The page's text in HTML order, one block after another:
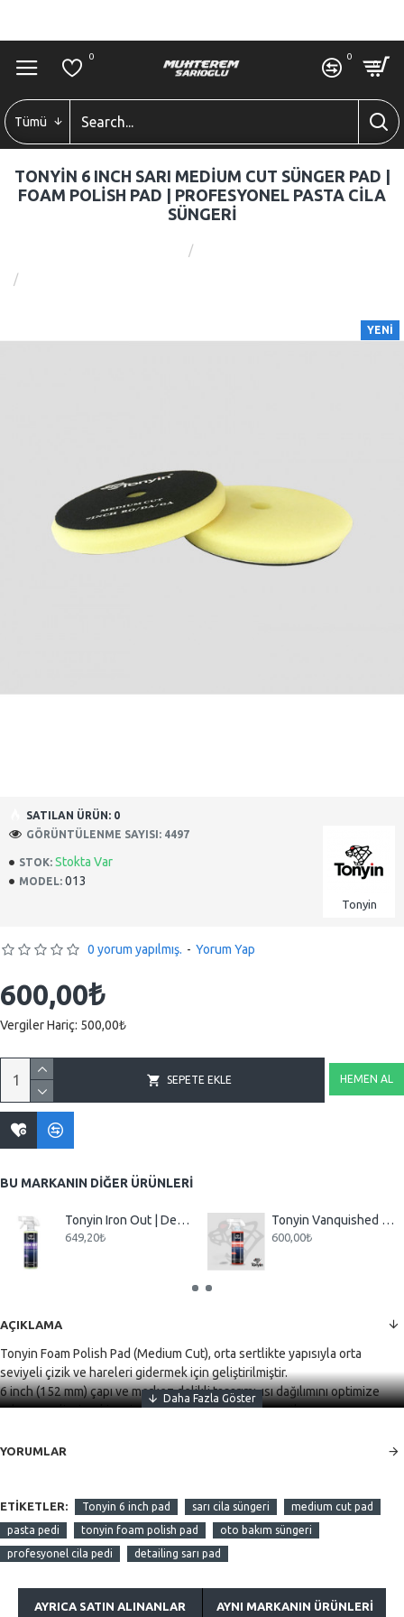
0 0
0
Tümü
TONYIN 6 INCH SARI MEDIUM CUT SÜNGER PAD |
FOAM POLISH PAD | PROFESYONEL PASTA CILA
SÜNGERI
YENI
STOK: Stokta Var
MODEL: 013
Tonyin
SATILAN ÜRÜN: 0
GÖRÜNTÜLENME SAYISI: 4497
0 yorum yapılmış. - Yorum Yap
600,00₺
Vergiler Hariç: 500,00₺
SEPETE EKLE HEMEN AL
BU MARKANIN DIĞER ÜRÜNLERI
Tonyin Iron Out | Demir Tozu ve Jant Temizleyici 473ml | Iron & Fallout Remover
649,20₺
Tonyin Vanquished Water Spot Remover 473ml | Su Lekesi, Kireç ve Beton Suyu Giderici
600,00₺
AÇIKLAMA
Tonyin Foam Polish Pad (Medium Cut), orta sertlikte yapısıyla orta
seviyeli çizik ve hareleri gidermek için geliştirilmiştir.
6 inch (152 mm) çapı ve merkez delikli tasarımı, ısı dağılımını optimize
eder ve polisaj makinesinde daha güvenli çalışma sağlar.
Yüksek kaliteli köpük malzemeden üretilmiştir.
⸻
⚙️ Teknik Özellikler:
Ürün Adı: Foam Polish Pad (Medium Cut)
YORUMLAR
ETIKETLER: Tonyin 6 inch pad sarı cila süngeri medium cut pad
pasta pedi tonyin foam polish pad
oto bakım süngeri
profesyonel cila pedi
detailing sarı pad
AYRICA SATIN ALINANLAR AYNI MARKANIN ÜRÜNLERI